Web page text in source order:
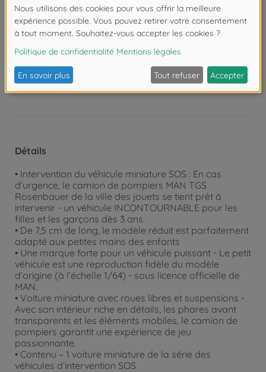
entre 3 et 5 ans ainsi que pour les collectionneurs
ambitieux de tous âges.
Attention ! Ne convient pas aux enfants de
moins de 3 ans. Risque d'asphyxie lié à la
présence de pièces de petite taille.
Détails
• Intervention du véhicule miniature SOS : En cas
d’urgence, le camion de pompiers MAN TGS
Rosenbauer de la ville des jouets se tient prêt à
intervenir - un véhicule INCONTOURNABLE pour les
filles et les garçons dès 3 ans.
• De 7,5 cm de long, le modèle réduit est parfaitement
adapté aux petites mains des enfants
• Une marque forte pour un véhicule puissant - Le petit
véhicule est une reproduction fidèle du modèle
d’origine (à l’échelle 1/64) - sous licence officielle de
MAN.
• Voiture miniature avec roues libres et suspensions -
Avec son intérieur riche en détails, les phares avant
transparents et les éléments mobiles, le camion de
pompiers garantit une expérience de jeu
passionnante.
• Contenu – 1 voiture miniature de la série des
véhicules d’intervention SOS